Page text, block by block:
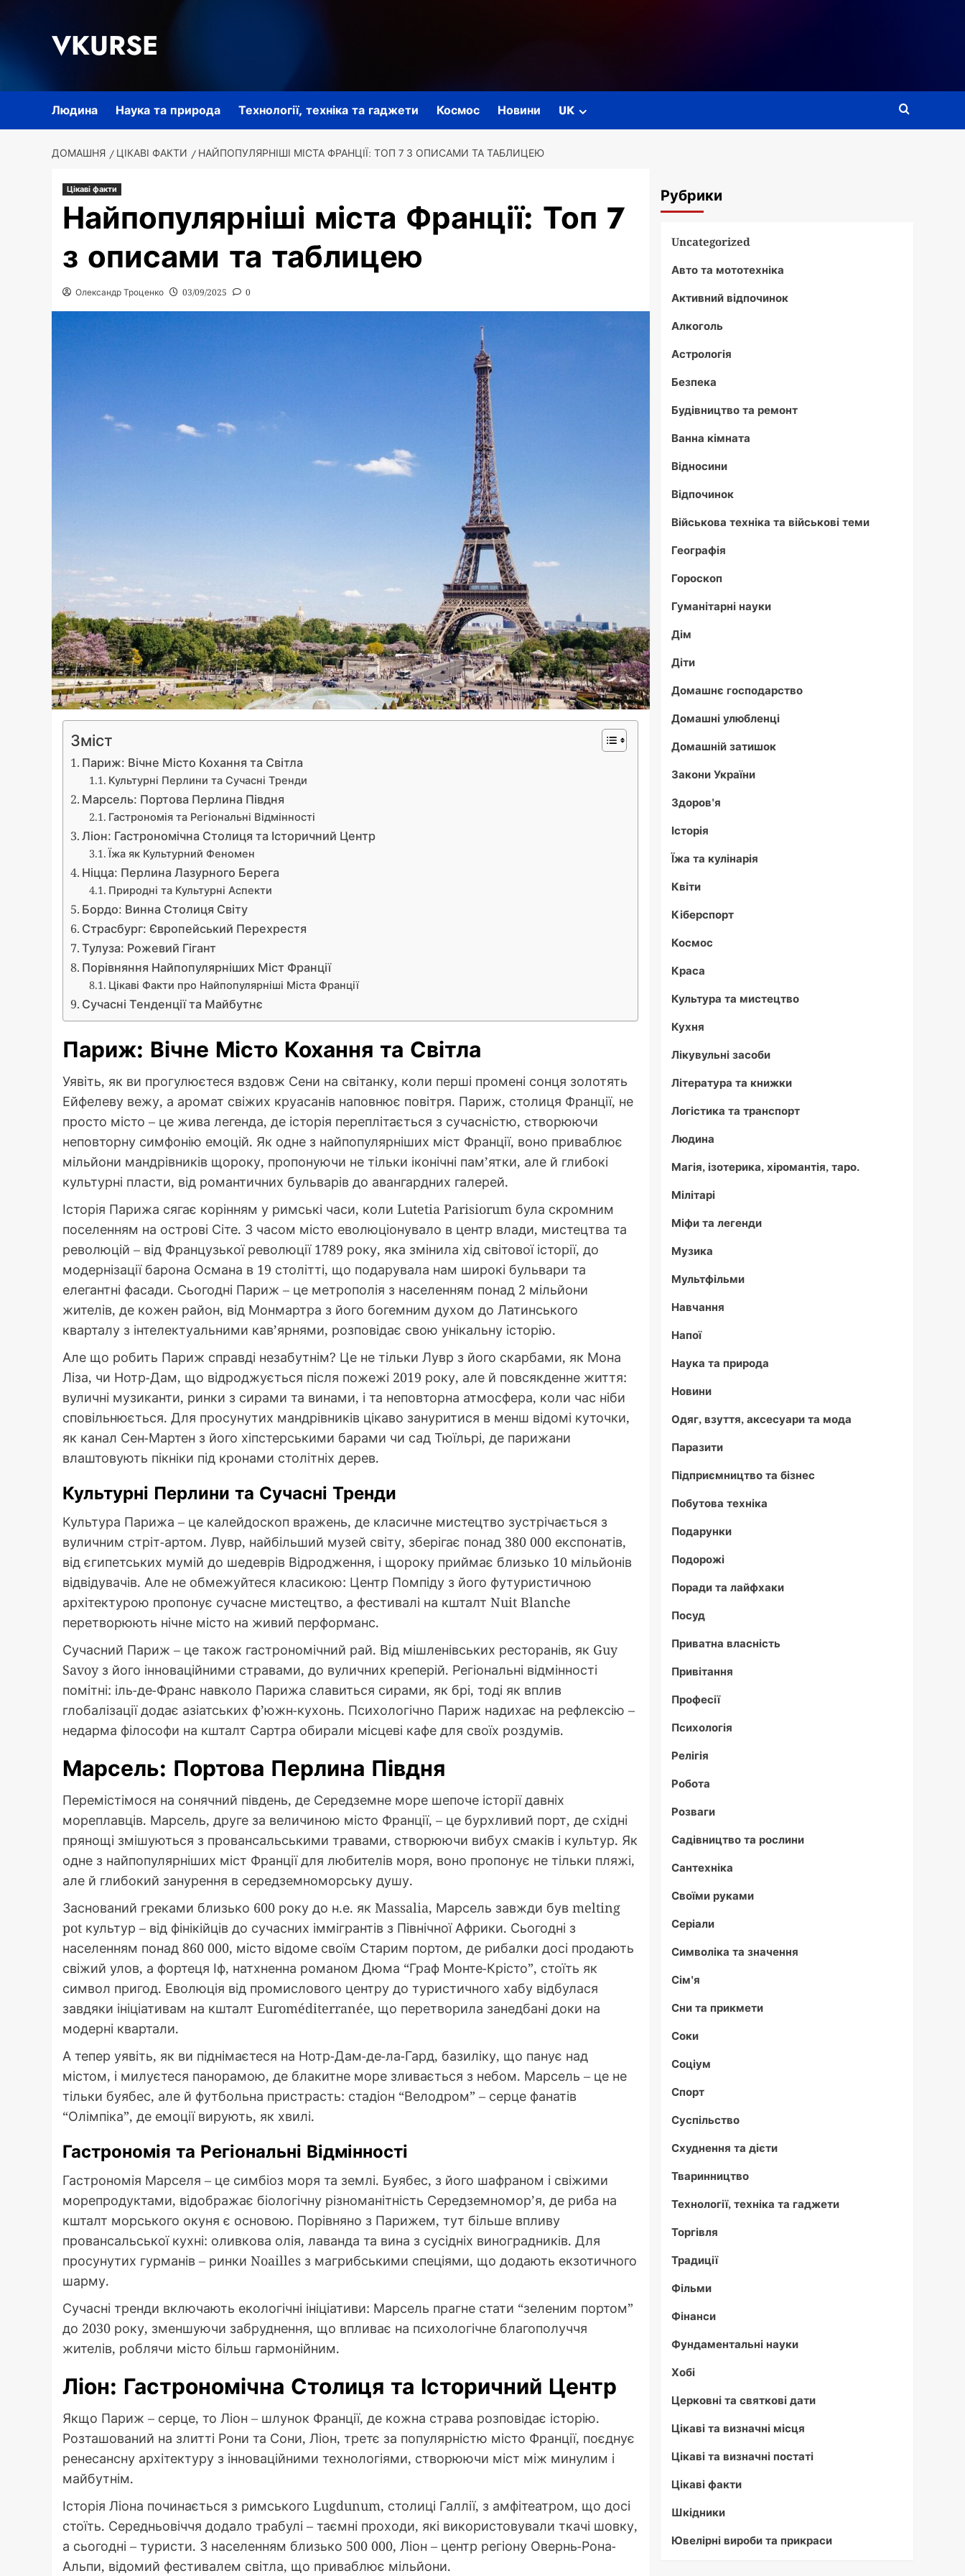
VKURSE
Людина Наука та природа Технології, техніка та гаджети Космос Новини UK
ДОМАШНЯ ЦІКАВІ ФАКТИ НАЙПОПУЛЯРНІШІ МІСТА ФРАНЦІЇ: ТОП 7 З ОПИСАМИ ТА ТАБЛИЦЕЮ
Цікаві факти
Найпопулярніші міста Франції: Топ 7
з описами та таблицею
Олександр Троценко 03/09/2025 0
Зміст
Париж: Вічне Місто Кохання та Світла
Культурні Перлини та Сучасні Тренди
Марсель: Портова Перлина Півдня
Гастрономія та Регіональні Відмінності
Ліон: Гастрономічна Столиця та Історичний Центр
Їжа як Культурний Феномен
Ніцца: Перлина Лазурного Берега
Природні та Культурні Аспекти
Бордо: Винна Столиця Світу
Страсбург: Європейський Перехрестя
Тулуза: Рожевий Гігант
Порівняння Найпопулярніших Міст Франції
Цікаві Факти про Найпопулярніші Міста Франції
Сучасні Тенденції та Майбутнє
Париж: Вічне Місто Кохання та Світла
Уявіть, як ви прогулюєтеся вздовж Сени на світанку, коли перші промені сонця золотять
Ейфелеву вежу, а аромат свіжих круасанів наповнює повітря. Париж, столиця Франції, не
просто місто – це жива легенда, де історія переплітається з сучасністю, створюючи
неповторну симфонію емоцій. Як одне з найпопулярніших міст Франції, воно приваблює
мільйони мандрівників щороку, пропонуючи не тільки іконічні пам’ятки, але й глибокі
культурні пласти, від романтичних бульварів до авангардних галерей.
Історія Парижа сягає корінням у римські часи, коли Lutetia Parisiorum була скромним
поселенням на острові Сіте. З часом місто еволюціонувало в центр влади, мистецтва та
революцій – від Французької революції 1789 року, яка змінила хід світової історії, до
модернізації барона Османа в 19 столітті, що подарувала нам широкі бульвари та
елегантні фасади. Сьогодні Париж – це метрополія з населенням понад 2 мільйони
жителів, де кожен район, від Монмартра з його богемним духом до Латинського
кварталу з інтелектуальними кав’ярнями, розповідає свою унікальну історію.
Але що робить Париж справді незабутнім? Це не тільки Лувр з його скарбами, як Мона
Ліза, чи Нотр-Дам, що відроджується після пожежі 2019 року, але й повсякденне життя:
вуличні музиканти, ринки з сирами та винами, і та неповторна атмосфера, коли час ніби
сповільнюється. Для просунутих мандрівників цікаво зануритися в менш відомі куточки,
як канал Сен-Мартен з його хіпстерськими барами чи сад Тюїльрі, де парижани
влаштовують пікніки під кронами столітніх дерев.
Культурні Перлини та Сучасні Тренди
Культура Парижа – це калейдоскоп вражень, де класичне мистецтво зустрічається з
вуличним стріт-артом. Лувр, найбільший музей світу, зберігає понад 380 000 експонатів,
від єгипетських мумій до шедеврів Відродження, і щороку приймає близько 10 мільйонів
відвідувачів. Але не обмежуйтеся класикою: Центр Помпіду з його футуристичною
архітектурою пропонує сучасне мистецтво, а фестивалі на кшталт Nuit Blanche
перетворюють нічне місто на живий перформанс.
Сучасний Париж – це також гастрономічний рай. Від мішленівських ресторанів, як Guy
Savoy з його інноваційними стравами, до вуличних креперій. Регіональні відмінності
помітні: іль-де-Франс навколо Парижа славиться сирами, як брі, тоді як вплив
глобалізації додає азіатських ф’южн-кухонь. Психологічно Париж надихає на рефлексію –
недарма філософи на кшталт Сартра обирали місцеві кафе для своїх роздумів.
Марсель: Портова Перлина Півдня
Перемістімося на сонячний південь, де Середземне море шепоче історії давніх
мореплавців. Марсель, друге за величиною місто Франції, – це бурхливий порт, де східні
прянощі змішуються з провансальськими травами, створюючи вибух смаків і культур. Як
одне з найпопулярніших міст Франції для любителів моря, воно пропонує не тільки пляжі,
але й глибокий занурення в середземноморську душу.
Заснований греками близько 600 року до н.е. як Massalia, Марсель завжди був melting
pot культур – від фінікійців до сучасних іммігрантів з Північної Африки. Сьогодні з
населенням понад 860 000, місто відоме своїм Старим портом, де рибалки досі продають
свіжий улов, а фортеця Іф, натхненна романом Дюма “Граф Монте-Крісто”, стоїть як
символ пригод. Еволюція від промислового центру до туристичного хабу відбулася
завдяки ініціативам на кшталт Euroméditerranée, що перетворила занедбані доки на
модерні квартали.
А тепер уявіть, як ви піднімаєтеся на Нотр-Дам-де-ла-Гард, базиліку, що панує над
містом, і милуєтеся панорамою, де блакитне море зливається з небом. Марсель – це не
тільки буябес, але й футбольна пристрасть: стадіон “Велодром” – серце фанатів
“Олімпіка”, де емоції вирують, як хвилі.
Гастрономія та Регіональні Відмінності
Гастрономія Марселя – це симбіоз моря та землі. Буябес, з його шафраном і свіжими
морепродуктами, відображає біологічну різноманітність Середземномор’я, де риба на
кшталт морського окуня є основою. Порівняно з Парижем, тут більше впливу
провансальської кухні: оливкова олія, лаванда та вина з сусідніх виноградників. Для
просунутих гурманів – ринки Noailles з магрибськими спеціями, що додають екзотичного
шарму.
Сучасні тренди включають екологічні ініціативи: Марсель прагне стати “зеленим портом”
до 2030 року, зменшуючи забруднення, що впливає на психологічне благополуччя
жителів, роблячи місто більш гармонійним.
Ліон: Гастрономічна Столиця та Історичний Центр
Якщо Париж – серце, то Ліон – шлунок Франції, де кожна страва розповідає історію.
Розташований на злитті Рони та Сони, Ліон, третє за популярністю місто Франції, поєднує
ренесансну архітектуру з інноваційними технологіями, створюючи міст між минулим і
майбутнім.
Історія Ліона починається з римського Lugdunum, столиці Галлії, з амфітеатром, що досі
стоїть. Середньовіччя додало трабулі – таємні проходи, які використовували ткачі шовку,
а сьогодні – туристи. З населенням близько 500 000, Ліон – центр регіону Овернь-Рона-
Альпи, відомий фестивалем світла, що приваблює мільйони.
Рубрики
Uncategorized
Авто та мототехніка
Активний відпочинок
Алкоголь
Астрологія
Безпека
Будівництво та ремонт
Ванна кімната
Відносини
Відпочинок
Військова техніка та військові теми
Географія
Гороскоп
Гуманітарні науки
Дім
Діти
Домашнє господарство
Домашні улюбленці
Домашній затишок
Закони України
Здоров'я
Історія
Їжа та кулінарія
Квіти
Кіберспорт
Космос
Краса
Культура та мистецтво
Кухня
Лікувульні засоби
Література та книжки
Логістика та транспорт
Людина
Магія, ізотерика, хіромантія, таро.
Мілітарі
Міфи та легенди
Музика
Мультфільми
Навчання
Напої
Наука та природа
Новини
Одяг, взуття, аксесуари та мода
Паразити
Підприємництво та бізнес
Побутова техніка
Подарунки
Подорожі
Поради та лайфхаки
Посуд
Приватна власність
Привітання
Професії
Психологія
Релігія
Робота
Розваги
Садівництво та рослини
Сантехніка
Своїми руками
Серіали
Символіка та значення
Сім'я
Сни та прикмети
Соки
Соціум
Спорт
Суспільство
Схуднення та дієти
Тваринництво
Технології, техніка та гаджети
Торгівля
Традиції
Фільми
Фінанси
Фундаментальні науки
Хобі
Церковні та святкові дати
Цікаві та визначні місця
Цікаві та визначні постаті
Цікаві факти
Шкідники
Ювелірні вироби та прикраси